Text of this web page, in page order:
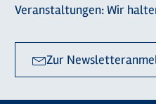
Veranstaltungen: Wir
Zur